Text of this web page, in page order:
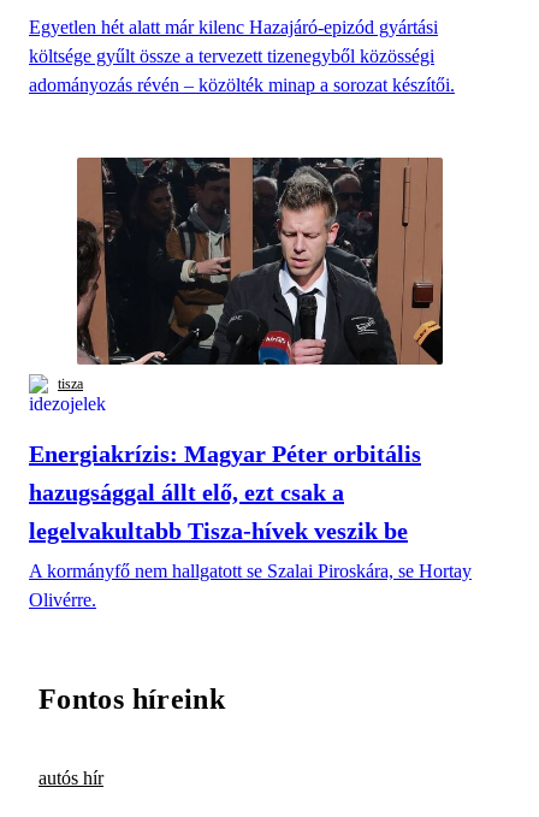
Egyetlen hét alatt már kilenc Hazajáró-epizód gyártási
költsége gyűlt össze a tervezett tizenegyből közösségi
adományozás révén – közölték minap a sorozat készítői.
tisza
Energiakrízis: Magyar Péter orbitális
hazugsággal állt elő, ezt csak a
legelvakultabb Tisza-hívek veszik be
A kormányfő nem hallgatott se Szalai Piroskára, se Hortay
Olivérre.
Fontos híreink
autós hír